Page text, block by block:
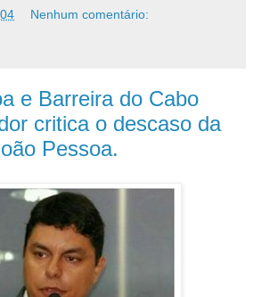
Nenhum comentário:
e Barreira do Cabo
critica o descaso da
Pessoa.